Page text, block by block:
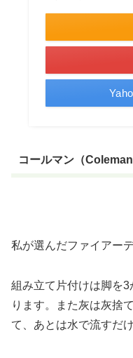
コールマン（Coleman
私が選んだファイアー
組み立て片付けは脚を
ります。また灰は灰捨
て、あとは水で流すだ